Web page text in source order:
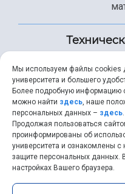
+7
Мы используем файлы cookies
университета и большего
Более подробную информацию
можно найти здесь, наше
персональных данных – здесь.
Продолжая пользоваться
проинформированы об
университета и ознакомлены
защите персональных данных.
настройках Вашего браузера.